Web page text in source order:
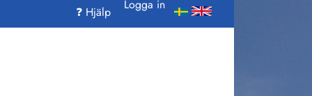
❓ Hjälp Logga in